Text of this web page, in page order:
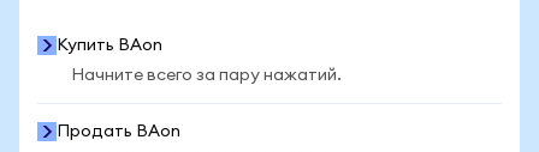
Купить BAon
Начните всего за пару нажатий.
Продать BAon